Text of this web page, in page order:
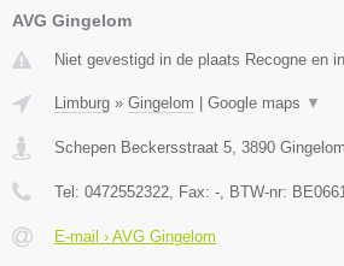
AVG Gingelom
Niet gevestigd in de plaats Recogne en
Limburg » Gingelom Google maps ▼
Schepen Beckersstraat 5, 3890 Gingelom
Tel: 0472552322, Fax: -, BTW-nr:
E-mail › AVG Gingelom